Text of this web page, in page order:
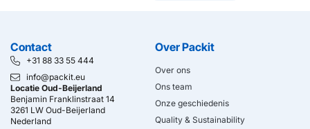
Contact
+31 88 33 55 444
info@packit.eu
Locatie Oud-Beijerland
Benjamin Franklinstraat 14
3261 LW Oud-Beijerland
Nederland
Over Packit
Over ons
Ons team
Onze geschiedenis
Quality & Sustainability